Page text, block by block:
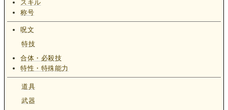
スキル
称号
呪文
特技
合体・必殺技
特性・特殊能力
道具
武器